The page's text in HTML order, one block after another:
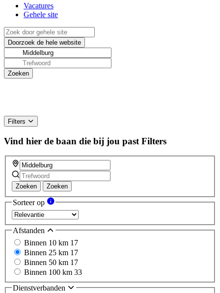
Vacatures
Gehele site
Filters
Vind hier de baan die bij jou past Filters
Zoeken Zoeken
Sorteer op
Afstanden
Binnen 10 km 17
Binnen 25 km 17
Binnen 50 km 17
Binnen 100 km 33
Dienstverbanden